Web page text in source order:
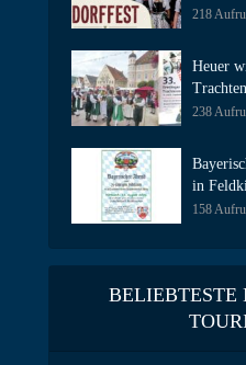
218
Heuer
238
in
158
BELIEBTESTE